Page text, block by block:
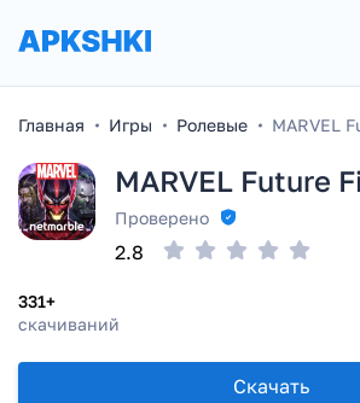
Главная Игры Ролевые MARVEL
MARVEL Future
Проверено
331+
скачиваний
2.8
Скачать